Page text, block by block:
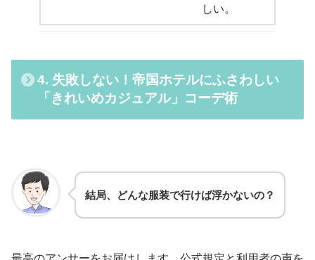
しい。
4. 失敗しない！帝国ホテルにふさわしい
「きれいめカジュアル」コーデ術
結局、どんな服装で行けば浮かないの？